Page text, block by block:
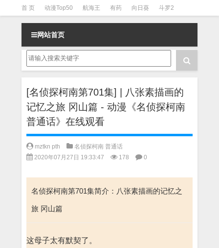
首 页 动漫Top50 航海王 有药 向日葵 斗罗2
斗罗3 火影 一拳超人 柯南 阴阳师 节目清单
网站首页
[名侦探柯南第701集] | 八张素描画的
记忆之旅 冈山篇 - 动漫《名侦探柯南
普通话》在线观看
mztkn pth
名侦探柯南 普通话
2020年07月27日 19:33:47
178 0
名侦探柯南第701集简介：八张素描画的记忆之
旅 冈山篇
这母子太有默契了。